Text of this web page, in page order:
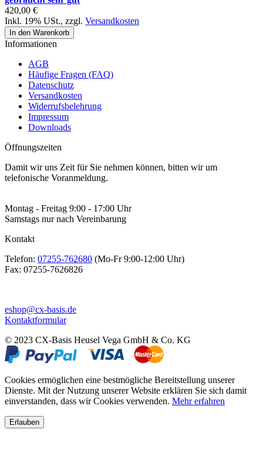
420,00 €
Inkl. 19% USt., zzgl. Versandkosten
In den Warenkorb
Informationen
AGB
Häufige Fragen (FAQ)
Datenschutz
Versandkosten
Widerrufsbelehrung
Impressum
Downloads
Öffnungszeiten
Damit wir uns Zeit für Sie nehmen können, bitten wir um
telefonische Voranmeldung.
Montag - Freitag 9:00 - 17:00 Uhr
Samstags nur nach Vereinbarung
Kontakt
Telefon: 07255-762680 (Mo-Fr 9:00-12:00 Uhr)
Fax: 07255-7626826
eshop@cx-basis.de
Kontaktformular
© 2023 CX-Basis Heusel Vega GmbH & Co. KG
Cookies ermöglichen eine bestmögliche Bereitstellung unserer
Dienste. Mit der Nutzung unserer Website erklären Sie sich damit
einverstanden, dass wir Cookies verwenden. Mehr erfahren
Erlauben